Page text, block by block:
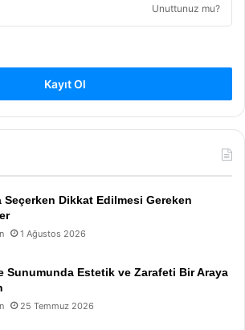
Unuttunuz mu?
Kayıt Ol
Seçerken Dikkat Edilmesi Gereken
1 Ağustos 2026
Sunumunda Estetik ve Zarafeti Bir Araya
25 Temmuz 2026